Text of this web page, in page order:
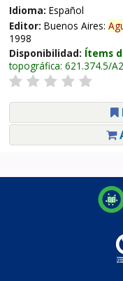
Idioma: Español
Editor: Buenos Aires:
1998
Disponibilidad: Ítems
topográfica: 621.374.5/